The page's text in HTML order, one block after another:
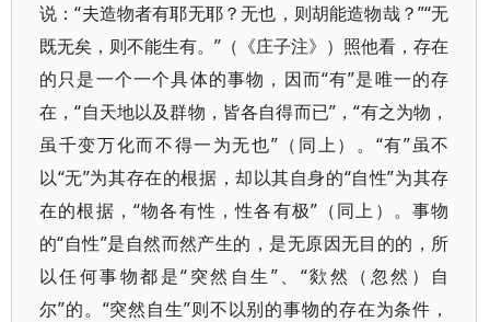
说：“夫造物者有耶无耶？无也，则胡能造物哉？”“无
既无矣，则不能生有。”（《庄子注》）照他看，存在
的只是一个一个具体的事物，因而“有”是唯一的存
在，“自天地以及群物，皆各自得而已”，“有之为物，
虽千变万化而不得一为无也”（同上）。“有”虽不
以“无”为其存在的根据，却以其自身的“自性”为其存
在的根据，“物各有性，性各有极”（同上）。事物
的“自性”是自然而然产生的，是无原因无目的的，所
以任何事物都是“突然自生”、“欻然（忽然）自
尔”的。“突然自生”则不以别的事物的存在为条件，